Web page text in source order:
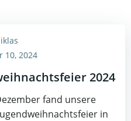
10, 2024
2024
fand unsere
in